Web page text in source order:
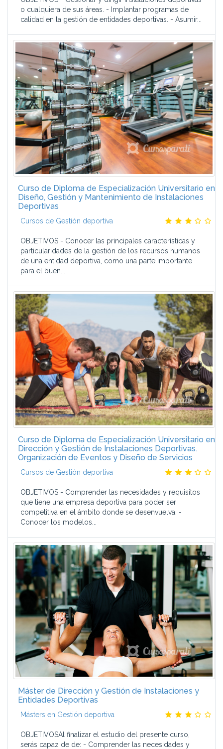
o cualquiera de sus áreas. - Implantar programas de
calidad en la gestión de entidades deportivas. - Asumir...
Curso de Diploma de Especialización Universitario en
Diseño, Gestión y Mantenimiento de Instalaciones
Deportivas
Cursos de Gestión deportiva
OBJETIVOS - Conocer las principales características y
particularidades de la gestión de los recursos humanos
de una entidad deportiva, como una parte importante
para el buen...
Curso de Diploma de Especialización Universitario en
Dirección y Gestión de Instalaciones Deportivas.
Organización de Eventos y Diseño de Servicios
Cursos de Gestión deportiva
OBJETIVOS - Comprender las necesidades y requisitos
que tiene una empresa deportiva para poder ser
competitiva en el ámbito donde se desenvuelva. -
Conocer los modelos...
Máster de Dirección y Gestión de Instalaciones y
Entidades Deportivas
Másters en Gestión deportiva
OBJETIVOSAl finalizar el estudio del presente curso,
serás capaz de de: - Comprender las necesidades y